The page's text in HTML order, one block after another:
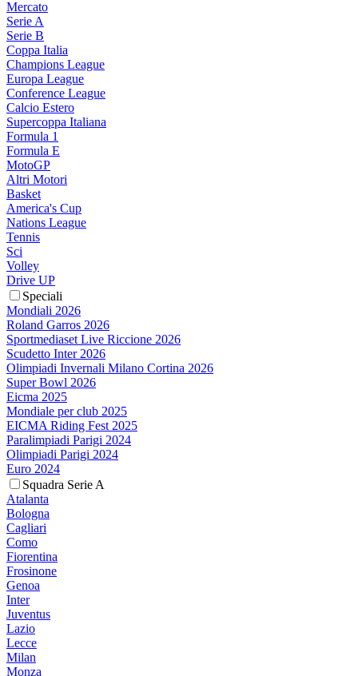
Mercato
Serie A
Serie B
Coppa Italia
Champions League
Europa League
Conference League
Calcio Estero
Supercoppa Italiana
Formula 1
Formula E
MotoGP
Altri Motori
Basket
America's Cup
Nations League
Tennis
Sci
Volley
Drive UP
Speciali
Mondiali 2026
Roland Garros 2026
Sportmediaset Live Riccione 2026
Scudetto Inter 2026
Olimpiadi Invernali Milano Cortina 2026
Super Bowl 2026
Eicma 2025
Mondiale per club 2025
EICMA Riding Fest 2025
Paralimpiadi Parigi 2024
Olimpiadi Parigi 2024
Euro 2024
Squadra Serie A
Atalanta
Bologna
Cagliari
Como
Fiorentina
Frosinone
Genoa
Inter
Juventus
Lazio
Lecce
Milan
Monza